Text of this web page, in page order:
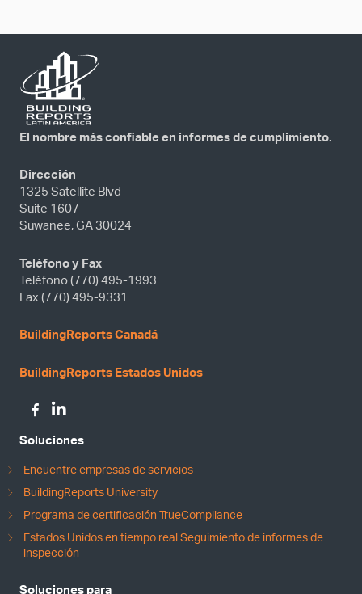
El nombre más confiable en informes de cumplimiento.
Dirección
1325 Satellite Blvd
Suite 1607
Suwanee, GA 30024
Teléfono y Fax
Teléfono (770) 495-1993
Fax (770) 495-9331
BuildingReports Canadá
BuildingReports Estados Unidos
Soluciones
Encuentre empresas de servicios
BuildingReports University
Programa de certificación TrueCompliance
Estados Unidos en tiempo real Seguimiento de informes de
inspección
Soluciones para